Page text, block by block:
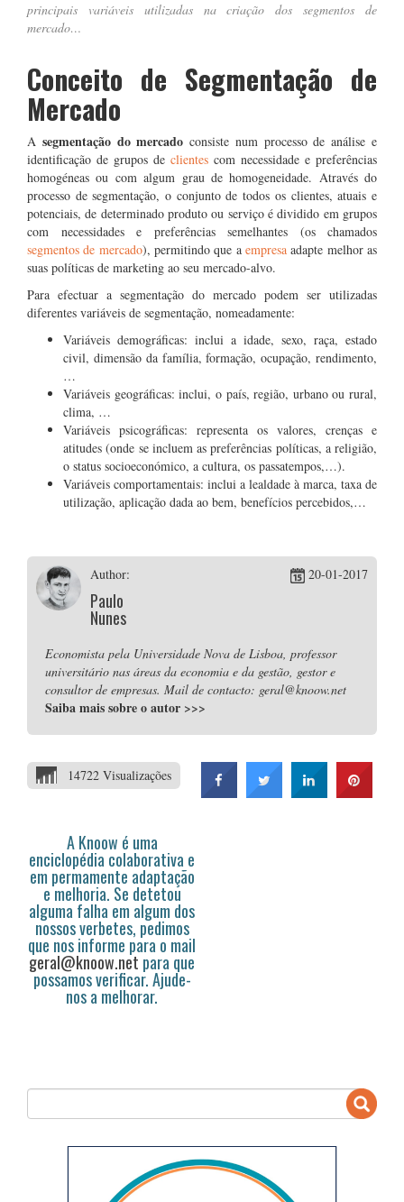
principais variáveis utilizadas na criação dos segmentos de
mercado…
Conceito de Segmentação de
Mercado
A segmentação do mercado consiste num processo de análise e
identificação de grupos de clientes com necessidade e preferências
homogéneas ou com algum grau de homogeneidade. Através do
processo de segmentação, o conjunto de todos os clientes, atuais e
potenciais, de determinado produto ou serviço é dividido em grupos
com necessidades e preferências semelhantes (os chamados
segmentos de mercado), permitindo que aempresa adapte melhor as
suas políticas de marketing ao seu mercado-alvo.
Para efectuar a segmentação do mercado podem ser utilizadas
diferentes variáveis de segmentação, nomeadamente:
Variáveis demográficas: inclui a idade, sexo, raça, estado
civil, dimensão da família, formação, ocupação, rendimento,
…
Variáveis geográficas: inclui, o país, região, urbano ou rural,
clima, …
Variáveis psicográficas: representa os valores, crenças e
atitudes (onde se incluem as preferências políticas, a religião,
o status socioeconómico, a cultura, os passatempos,…).
Variáveis comportamentais: inclui a lealdade à marca, taxa de
utilização, aplicação dada ao bem, benefícios percebidos,…
Author:
Paulo
Nunes
20-01-2017
Economista pela Universidade Nova de Lisboa, professor
universitário nas áreas da economia e da gestão, gestor e
consultor de empresas. Mail de contacto: geral@knoow.net
Saiba mais sobre o autor >>>
14722 Visualizações
A Knoow é uma
enciclopédia colaborativa e
em permamente adaptação
e melhoria. Se detetou
alguma falha em algum dos
nossos verbetes, pedimos
que nos informe para o mail
geral@knoow.net para que
possamos verificar. Ajude-
nos a melhorar.